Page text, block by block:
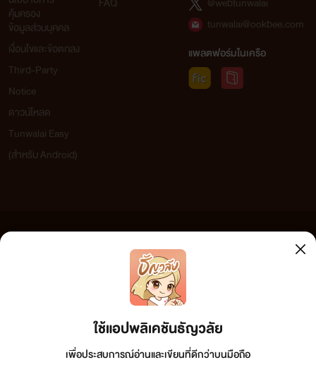
ใช้แอปพลิเคชันธัญวลัย
เพื่อประสบการณ์อ่านและเขียนที่ดีกว่าบนมือถือ
คุ้มครอง
ข้อมูลส่วนบุคคล
เงื่อนไขและข้อตกลง
Third-Party
Notice
ดาวน์โหลด
Tunwalai Easy
(สำหรับ Android)
tunwalai@ookbee.com
แพลตฟอร์มในเครือ
เว็บไซต์แห่งนี้ไม่ได้เห็นด้วยและไม่ขอรับผิดชอบต่อข้อความใดๆ ทั้งสิ้น ดังนั้นผู้อ่านทุกท่านโปรดใช้
วิจารณญาณในการกลั่นกรองด้วยตนเอง และหากท่านพบข้อความใดๆ ที่ขัดต่อกฎหมายและศีลธรรม
กรุณาแจ้งมาที่ tunwalai@ookbee.com เพื่อทีมงานจะได้ดำเนินการในทันที ทั้งนี้ ทางเว็บไซต์ขอสงวน
ลิขสิทธิ์ตามพระราชบัญญัติลิขสิทธิ์ (ฉบับเพิ่มเติม) พ.ศ.2558